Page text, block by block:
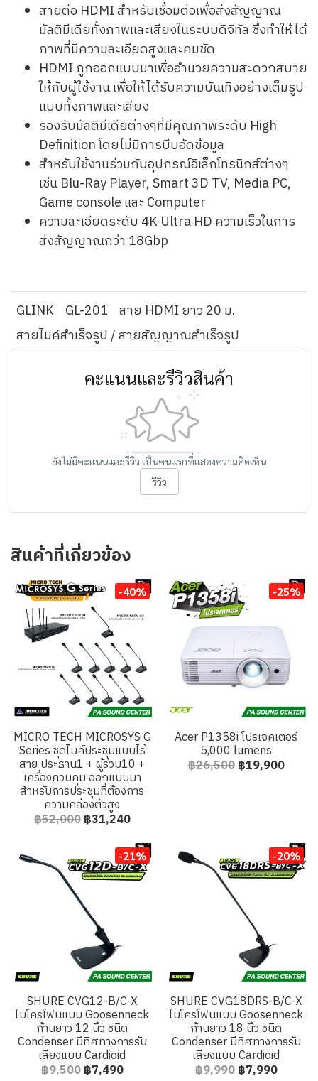
สายต่อ HDMI สำหรับเชื่อมต่อเพื่อส่งสัญญาณ
มัลติมีเดียทั้งภาพและเสียงในระบบดิจิทัล ซึ่งทำให้ได้
ภาพที่มีความละเอียดสูงและคมชัด
HDMI ถูกออกแบบมาเพื่ออำนวยความสะดวกสบาย
ให้กับผู้ใช้งาน เพื่อให้ได้รับความบันเทิงอย่างเต็มรูป
แบบทั้งภาพและเสียง
รองรับมัลติมีเดียต่างๆที่มีคุณภาพระดับ High
Definition โดยไม่มีการบีบอัดข้อมูล
สำหรับใช้งานร่วมกับอุปกรณ์อิเล็กโทรนิกส์ต่างๆ
เช่น Blu-Ray Player, Smart 3D TV, Media PC,
Game console และ Computer
ความละเอียดระดับ 4K Ultra HD ความเร็วในการ
ส่งสัญญาณกว่า 18Gbp
GLINK GL-201 สาย HDMI ยาว 20 ม.
สายไมค์สำเร็จรูป / สายสัญญาณสำเร็จรูป
คะแนนและรีวิวสินค้า
ยังไม่มีคะแนนและรีวิว เป็นคนแรกที่แสดงความคิดเห็น
รีวิว
สินค้าที่เกี่ยวข้อง
-40%
MICRO TECH MICROSYS G
Series ชุดไมค์ประชุมแบบไร้
สาย ประธาน1 + ผู้ร่วม10 +
เครื่องควบคุม ออกแบบมา
สำหรับการประชุมที่ต้องการ
ความคล่องตัวสูง
฿52,000 ฿31,240
-25%
Acer P1358i โปรเจคเตอร์
5,000 lumens
฿26,500 ฿19,900
-21%
SHURE CVG12-B/C-X
ไมโครโฟนแบบ Goosenneck
ก้านยาว 12 นิ้ว ชนิด
Condenser มีทิศทางการรับ
เสียงแบบ Cardioid
฿9,500 ฿7,490
-20%
SHURE CVG18DRS-B/C-X
ไมโครโฟนแบบ Goosenneck
ก้านยาว 18 นิ้ว ชนิด
Condenser มีทิศทางการรับ
เสียงแบบ Cardioid
฿9,990 ฿7,990